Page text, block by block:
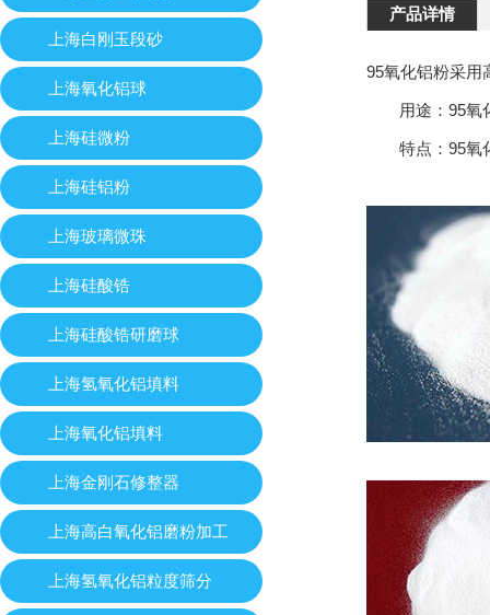
上海白刚玉段砂
上海氧化铝球
上海硅微粉
上海硅铝粉
上海玻璃微珠
上海硅酸锆
上海硅酸锆研磨球
上海氢氧化铝填料
上海氧化铝填料
上海金刚石修整器
上海高白氧化铝磨粉加工
上海氢氧化铝粒度筛分
产品详情
95氧化铝粉采用
用途：95氧化
特点：95氧化